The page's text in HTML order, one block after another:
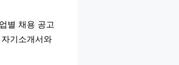
별 채용 공고
기소개서와